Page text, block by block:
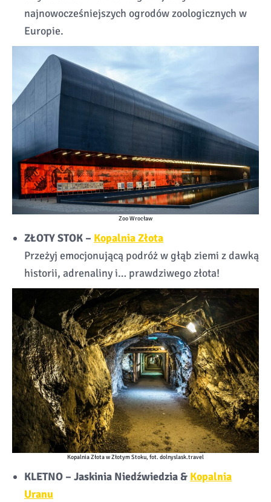
najnowocześniejszych ogrodów zoologicznych w
Europie.
Zoo Wrocław
ZŁOTY STOK – Kopalnia Złota
Przeżyj emocjonującą podróż w głąb ziemi z dawką
historii, adrenaliny i… prawdziwego złota!
Kopalnia Złota w Złotym Stoku, fot. dolnyslask.travel
KLETNO – Jaskinia Niedźwiedzia & Kopalnia
Uranu